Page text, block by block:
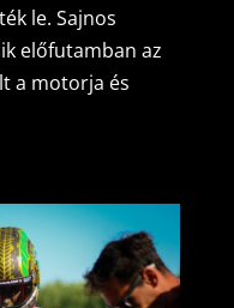
le. Sajnos
előfutamban az
a motorja és